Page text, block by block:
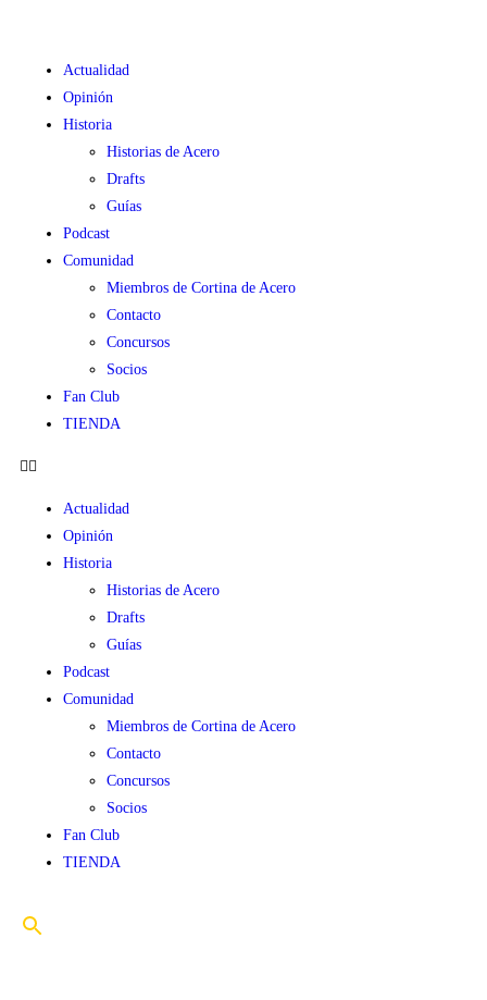
Actualidad
Opinión
Historia
Historias de Acero
Drafts
Guías
Podcast
Comunidad
Miembros de Cortina de Acero
Contacto
Concursos
Socios
Fan Club
TIENDA
Actualidad
Opinión
Historia
Historias de Acero
Drafts
Guías
Podcast
Comunidad
Miembros de Cortina de Acero
Contacto
Concursos
Socios
Fan Club
TIENDA